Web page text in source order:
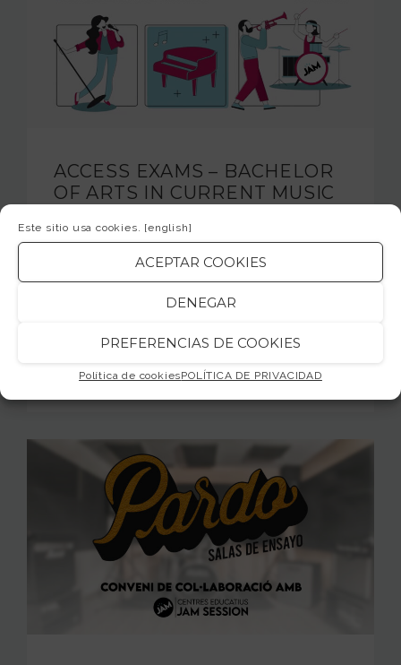
Este sitio usa cookies. [english]
ACEPTAR COOKIES
DENEGAR
PREFERENCIAS DE COOKIES
Política de cookiesPOLÍTICA DE PRIVACIDAD
ACCESS EXAMS – BACHELOR
OF ARTS IN CURRENT MUSIC
Inscripciones abiertas para las pruebas de
acceso de la Escola Superior de Música Jam
Session, autorizada por el Departament
d’Ensenyament de la Generalitat de
READ MORE